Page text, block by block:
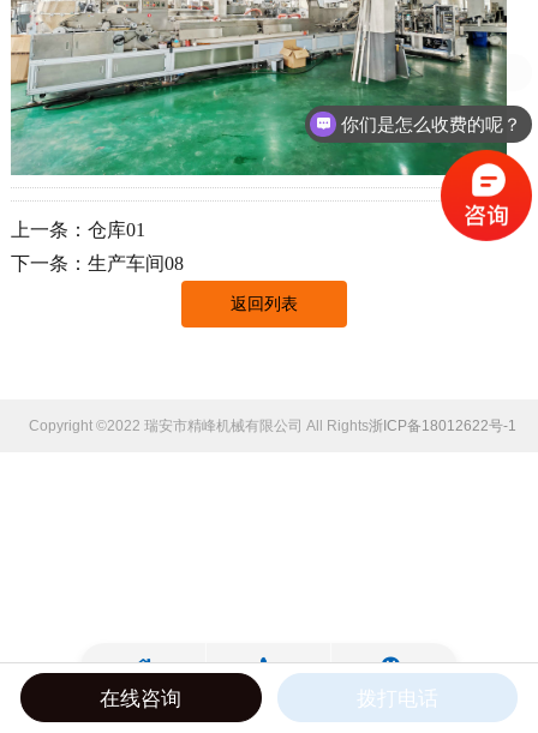
上一条：仓库01
下一条：生产车间08
返回列表
Copyright ©2022 瑞安市精峰机械有限公司 All Rights Reserved.浙ICP备18012622号-1
可以介绍下你们的产品么？
你们是怎么收费的呢？
在线咨询 拨打电话